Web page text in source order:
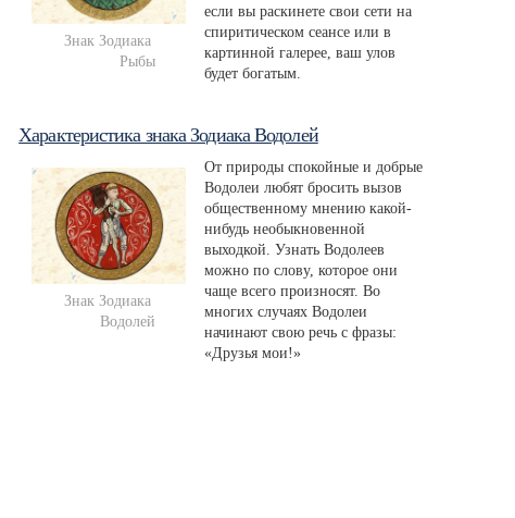
Знак Зодиака
Рыбы
если вы раскинете свои сети на
спиритическом сеансе или в
картинной галерее, ваш улов
будет богатым.
Характеристика знака Зодиака Водолей
Знак Зодиака
Водолей
От природы спокойные и добрые
Водолеи любят бросить вызов
общественному мнению какой-
нибудь необыкновенной
выходкой. Узнать Водолеев
можно по слову, которое они
чаще всего произносят. Во
многих случаях Водолеи
начинают свою речь с фразы:
«Друзья мои!»